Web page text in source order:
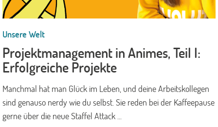
Unsere Welt
Projektmanagement in Animes, Teil I:
Erfolgreiche Projekte
Manchmal hat man Glück im Leben, und deine Arbeitskollegen
sind genauso nerdy wie du selbst. Sie reden bei der Kaffeepause
gerne über die neue Staffel Attack ...